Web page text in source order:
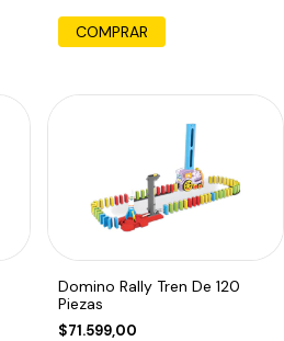
Domino Rally Tren De 120
Piezas
$71.599,00